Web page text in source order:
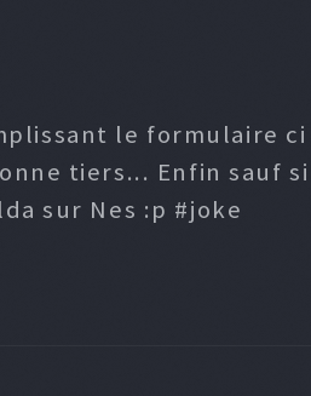
le formulaire ci
tiers... Enfin sauf si
sur Nes :p #joke